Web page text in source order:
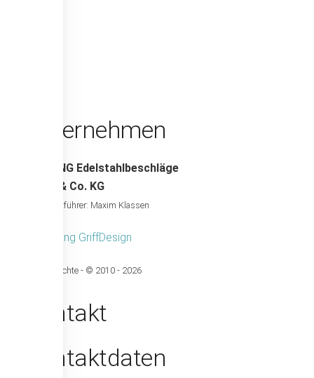
Unternehmen
WERDING Edelstahlbeschläge
GmbH & Co. KG
Geschäfstführer: Maxim Klassen
Urheberrechte - © 2010 - 2026
Kontakt
Kontaktdaten